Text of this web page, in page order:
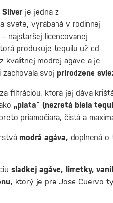
Silver je jedna z
svete, vyrábaná v rodinnej
– najstaršej licencovanej
produkuje tequilu už od
kvalitnej modrej agáve a je
zachovala svoj prirodzene
filtráciou, ktorá jej dáva
„plata“ (nezretá biela
priamočiara, čistá a
modrá agáva, doplnená o
sladkej agáve, limetky,
ktorý je pre Jose Cuervo